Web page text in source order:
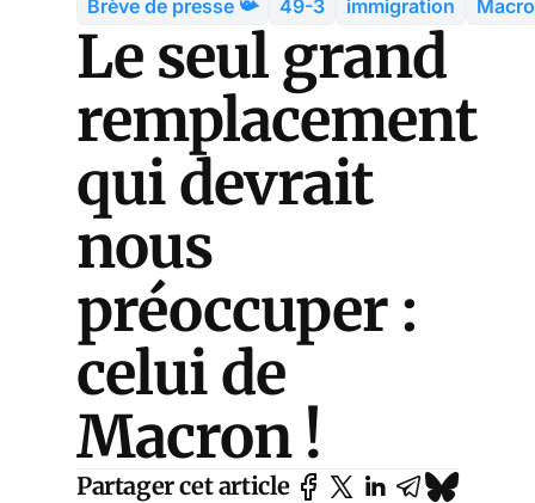
Brève de presse 📯 49-3 immigration
Le seul grand
remplacement
qui devrait
nous
préoccuper :
celui de
Macron !
Partager cet article